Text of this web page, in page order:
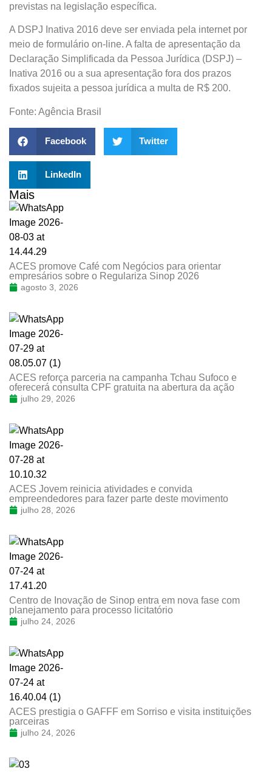
previstas na legislação específica.
A DSPJ Inativa 2016 deve ser enviada pela internet por
meio de formulário on-line. A falta de apresentação da
Declaração Simplificada da Pessoa Jurídica (DSPJ) –
Inativa 2016 ou a sua apresentação fora dos prazos
fixados sujeita a pessoa jurídica a multa de R$ 200.
Fonte: Agência Brasil
Facebook Twitter
LinkedIn
Mais
ACES promove Café com Negócios para orientar
empresários sobre o Regulariza Sinop 2026
agosto 3, 2026
ACES reforça parceria na campanha Tchau Sufoco e
oferecerá consulta CPF gratuita na abertura da ação
julho 29, 2026
ACES Jovem reinicia atividades e convida
empreendedores para fazer parte deste movimento
julho 28, 2026
Centro de Inovação de Sinop entra em nova fase com
planejamento para processo licitatório
julho 24, 2026
ACES prestigia o GAFFF em Sorriso e visita instituições
parceiras
julho 24, 2026